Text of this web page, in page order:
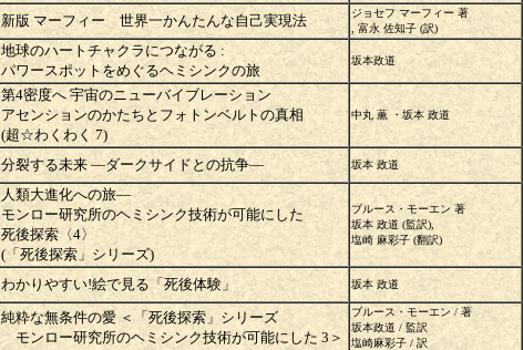
新版 マーフィー 世界一かんたんな自己実現法
ジョセフ マーフィー 著
, 富永 佐知子 (訳)
地球のハートチャクラにつながる :
パワースポットをめぐるヘミシンクの旅
坂本政道
第4密度へ 宇宙のニューバイブレーション
アセンションのかたちとフォトンベルトの真相
(超☆わくわく 7)
中丸 薫 ・坂本 政道
分裂する未来 ―ダークサイドとの抗争― 坂本 政道
人類大進化への旅―
モンロー研究所のヘミシンク技術が可能にした
死後探索〈4〉
(「死後探索」シリーズ)
ブルース・モーエン 著
坂本 政道 (監訳),
塩崎 麻彩子 (翻訳)
わかりやすい!絵で見る「死後体験」 坂本 政道
純粋な無条件の愛 ＜「死後探索」シリーズ
モンロー研究所のヘミシンク技術が可能にした 3＞
ブルース・モーエン / 著
坂本政道 / 監訳
塩崎麻彩子 / 訳